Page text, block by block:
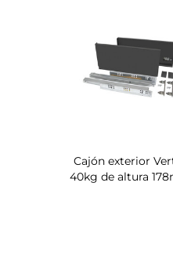
Cajón exterior
40kg de altura